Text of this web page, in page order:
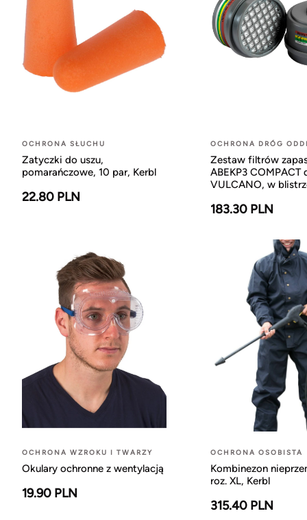
OCHRONA SŁUCHU
Zatyczki do uszu,
pomarańczowe, 10 par, Kerbl
22.80 PLN
OCHRONA DRÓG
Zestaw filtrów
ABEKP3 COMPACT
VULCANO, w
183.30 PLN
OCHRONA WZROKU I TWARZY
Okulary ochronne z wentylacją
19.90 PLN
OCHRONA OSOBISTA
Kombinezon
roz. XL, Kerbl
315.40 PLN